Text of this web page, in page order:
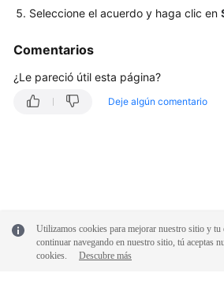
Monitoreo
Ancho
de
Permisos
de
Seleccione el acuerdo y haga clic en
Comentarios
¿Le pareció útil esta página?
Deje algún comentario
Utilizamos cookies para mejorar nuestro sitio y tu
continuar navegando en nuestro sitio, tú aceptas
cookies.
Descubre más